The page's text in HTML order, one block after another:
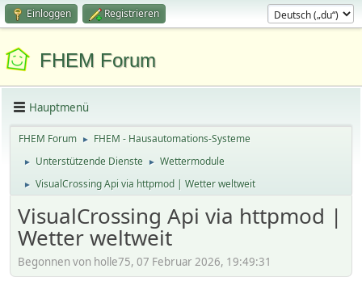
Einloggen Registrieren
FHEM Forum
Hauptmenü
FHEM Forum ► FHEM - Hausautomations-Systeme
► Unterstützende Dienste ► Wettermodule
► VisualCrossing Api via httpmod | Wetter weltweit
VisualCrossing Api via httpmod |
Wetter weltweit
Begonnen von holle75, 07 Februar 2026, 19:49:31